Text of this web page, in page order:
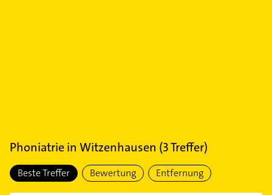
Phoniatriein Witzenhausen (3Treffer)
Beste Treffer Bewertung Entfernung